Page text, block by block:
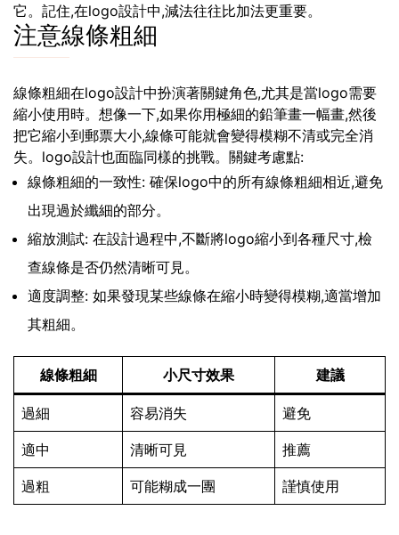
它。記住,在logo設計中,減法往往比加法更重要。
注意線條粗細
線條粗細在logo設計中扮演著關鍵角色,尤其是當logo需要
縮小使用時。想像一下,如果你用極細的鉛筆畫一幅畫,然後
把它縮小到郵票大小,線條可能就會變得模糊不清或完全消
失。logo設計也面臨同樣的挑戰。關鍵考慮點:
線條粗細的一致性: 確保logo中的所有線條粗細相近,避免
出現過於纖細的部分。
縮放測試: 在設計過程中,不斷將logo縮小到各種尺寸,檢
查線條是否仍然清晰可見。
適度調整: 如果發現某些線條在縮小時變得模糊,適當增加
其粗細。
線條粗細 小尺寸效果 建議
過細 容易消失 避免
適中 清晰可見 推薦
過粗 可能糊成一團 謹慎使用